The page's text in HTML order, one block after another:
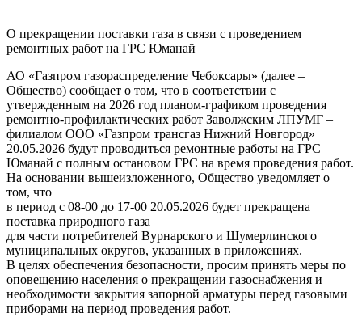
О прекращении поставки газа в связи с проведением
ремонтных работ на ГРС Юманай
АО «Газпром газораспределение Чебоксары» (далее –
Общество) сообщает о том, что в соответствии с
утвержденным на 2026 год планом-графиком проведения
ремонтно-профилактических работ Заволжским ЛПУМГ –
филиалом ООО «Газпром трансгаз Нижний Новгород»
20.05.2026 будут проводиться ремонтные работы на ГРС
Юманай с полным остановом ГРС на время проведения работ.
На основании вышеизложенного, Общество уведомляет о
том, что
в период с 08-00 до 17-00 20.05.2026 будет прекращена
поставка природного газа
для части потребителей Вурнарского и Шумерлинского
муниципальных округов, указанных в приложениях.
В целях обеспечения безопасности, просим принять меры по
оповещению населения о прекращении газоснабжения и
необходимости закрытия запорной арматуры перед газовыми
приборами на период проведения работ.